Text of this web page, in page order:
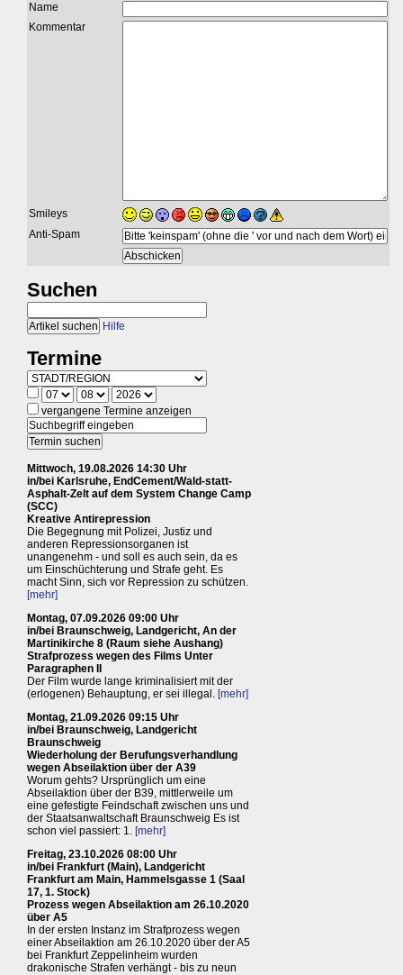
Name
Kommentar
Smileys
Anti-Spam
Suchen
Hilfe
Termine
vergangene Termine anzeigen
Mittwoch, 19.08.2026 14:30 Uhr
in/bei Karlsruhe, EndCement/Wald-statt-
Asphalt-Zelt auf dem System Change Camp
(SCC)
Kreative Antirepression
Die Begegnung mit Polizei, Justiz und
anderen Repressionsorganen ist
unangenehm - und soll es auch sein, da es
um Einschüchterung und Strafe geht. Es
macht Sinn, sich vor Repression zu schützen.
[mehr]
Montag, 07.09.2026 09:00 Uhr
in/bei Braunschweig, Landgericht, An der
Martinikirche 8 (Raum siehe Aushang)
Strafprozess wegen des Films Unter
Paragraphen II
Der Film wurde lange kriminalisiert mit der
(erlogenen) Behauptung, er sei illegal. [mehr]
Montag, 21.09.2026 09:15 Uhr
in/bei Braunschweig, Landgericht
Braunschweig
Wiederholung der Berufungsverhandlung
wegen Abseilaktion über der A39
Worum gehts? Ursprünglich um eine
Abseilaktion über der B39, mittlerweile um
eine gefestigte Feindschaft zwischen uns und
der Staatsanwaltschaft Braunschweig Es ist
schon viel passiert: 1. [mehr]
Freitag, 23.10.2026 08:00 Uhr
in/bei Frankfurt (Main), Landgericht
Frankfurt am Main, Hammelsgasse 1 (Saal
17, 1. Stock)
Prozess wegen Abseilaktion am 26.10.2020
über A5
In der ersten Instanz im Strafprozess wegen
einer Abseilaktion am 26.10.2020 über der A5
bei Frankfurt Zeppelinheim wurden
drakonische Strafen verhängt - bis zu neun